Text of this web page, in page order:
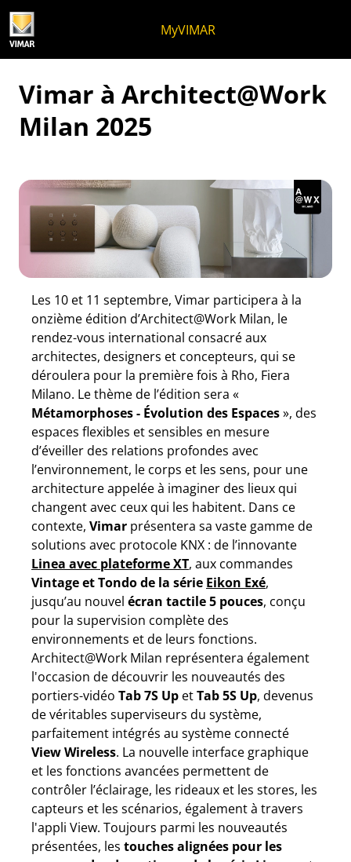
MyVIMAR
Vimar à Architect@Work
Milan 2025
Les 10 et 11 septembre, Vimar participera à la
onzième édition d’Architect@Work Milan, le
rendez-vous international consacré aux
architectes, designers et concepteurs, qui se
déroulera pour la première fois à Rho, Fiera
Milano. Le thème de l’édition sera «
Métamorphoses - Évolution des Espaces», des
espaces flexibles et sensibles en mesure
d’éveiller des relations profondes avec
l’environnement, le corps et les sens, pour une
architecture appelée à imaginer des lieux qui
changent avec ceux qui les habitent. Dans ce
contexte, Vimar présentera sa vaste gamme de
solutions avec protocole KNX : de l’innovante
Linea avec plateforme XT, aux commandes
Vintage et Tondo de la série Eikon Exé,
jusqu’au nouvel écran tactile 5 pouces, conçu
pour la supervision complète des
environnements et de leurs fonctions.
Architect@Work Milan représentera également
l'occasion de découvrir les nouveautés des
portiers-vidéo Tab 7S Up etTab 5S Up, devenus
de véritables superviseurs du système,
parfaitement intégrés au système connecté
View Wireless. La nouvelle interface graphique
et les fonctions avancées permettent de
contrôler l’éclairage, les rideaux et les stores, les
capteurs et les scénarios, également à travers
l'appli View. Toujours parmi les nouveautés
présentées, les touches alignées pour les